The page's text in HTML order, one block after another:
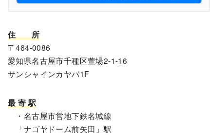
住
所
〒464-0086
愛知県名古屋市千種区萱場2-1-16
サンシャインカヤバ1F
最 寄 駅
・名古屋市営地下鉄名城線
「ナゴヤドーム前矢田」駅